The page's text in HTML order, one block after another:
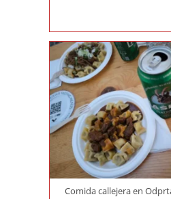
Capital
Del
Motor
De
Comida callejera en